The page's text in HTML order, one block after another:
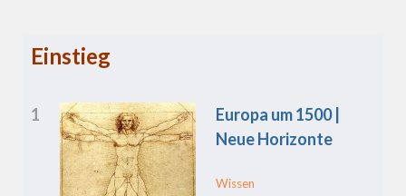
Einstieg
1
Europa um 1500 |
Neue Horizonte
Wissen